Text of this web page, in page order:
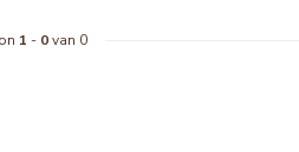
1 - 0van 0